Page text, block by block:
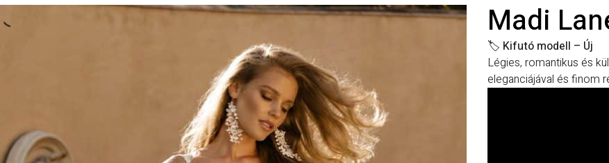
Madi
🏷️ Kifutó modell – Új
Légies, romantikus és
eleganciájával és finom